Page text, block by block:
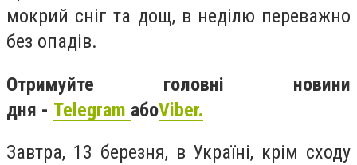
мокрий сніг та дощ, в неділю переважно
без опадів.
Отримуйте головні новини
дня - Telegram абоViber.
Завтра, 13 березня, в Україні, крім сходу